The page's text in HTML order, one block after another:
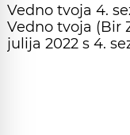
Vedno tvoja 4.
Vedno tvoja (Bir
julija 2022 s 4.